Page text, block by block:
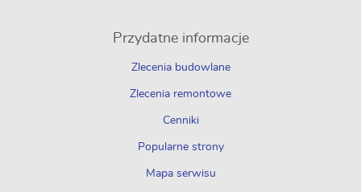
Przydatne informacje
Zlecenia budowlane
Zlecenia remontowe
Cenniki
Popularne strony
Mapa serwisu